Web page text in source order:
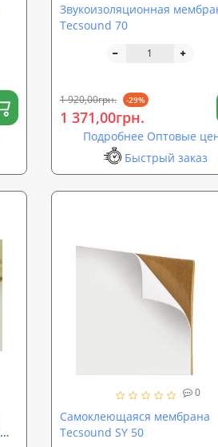
Звукоизоляционная
Tecsound 70
1 920,00грн. -29%
1 371,00грн.
Подробнее Оптовые
Быстрый заказ
0
Самоклеющаяся мембрана
Tecsound SY 50